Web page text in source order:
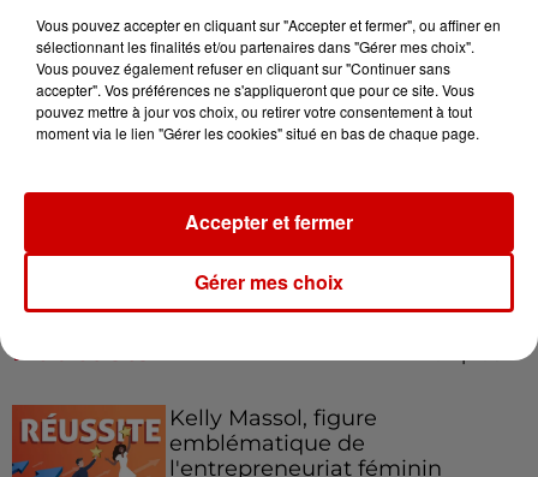
de la...
Destination Vacances : inscrivez-
Podcasts
Kelly Massol, figure
emblématique de
l'entrepreneuriat féminin
Vous pouvez accepter en cliquant sur "Accepter et fermer", ou affiner en
sélectionnant les finalités et/ou partenaires dans "Gérer mes choix".
Vous pouvez également refuser en cliquant sur "Continuer sans
accepter". Vos préférences ne s'appliqueront que pour ce site. Vous
pouvez mettre à jour vos choix, ou retirer votre consentement à tout
moment via le lien "Gérer les cookies" situé en bas de chaque page.
Gérer mes choix
Accepter et fermer